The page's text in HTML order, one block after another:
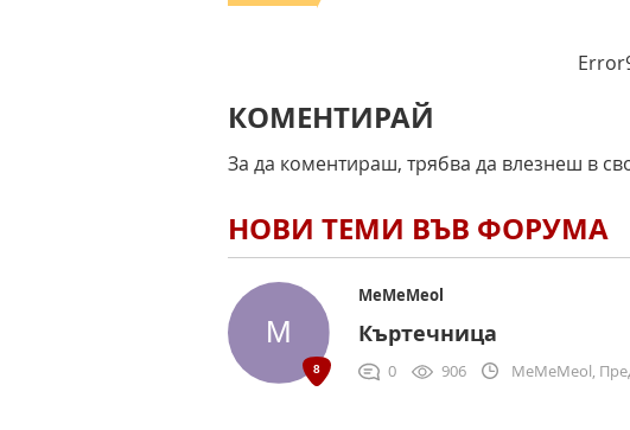
КОМЕНТИРАЙ
За да коментираш, трябва да влезнеш в
НОВИ ТЕМИ ВЪВ ФОРУМА
MeMeMeol
Къртечница
0 906 MeMeMeol,